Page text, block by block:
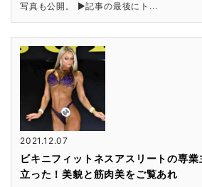
写真も公開。 ▶記事の最後にト...
2021.12.07
ビキニフィットネスアスリートの専
立った！美貌と筋肉美をご覧あれ